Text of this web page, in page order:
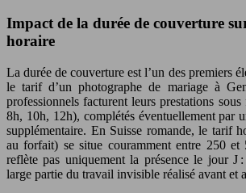
Impact de la durée de couverture
horaire
La durée de couverture est l’un des premiers
le tarif d’un photographe de mariage à
professionnels facturent leurs prestations
8h, 10h, 12h), complétés éventuellement par
supplémentaire. En Suisse romande, le tarif
au forfait) se situe couramment entre 250
reflète pas uniquement la présence le jour J
large partie du travail invisible réalisé avant et